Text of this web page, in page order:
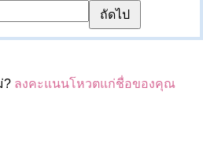
? ลงคะแนนโหวตแก่ชื่อของคุณ